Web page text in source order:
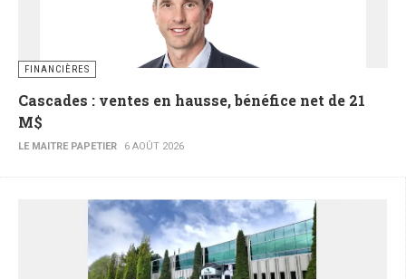
FINANCIÈRES
Cascades : ventes en hausse, bénéfice net de 21
M$
LE MAITRE PAPETIER 6 AOÛT 2026